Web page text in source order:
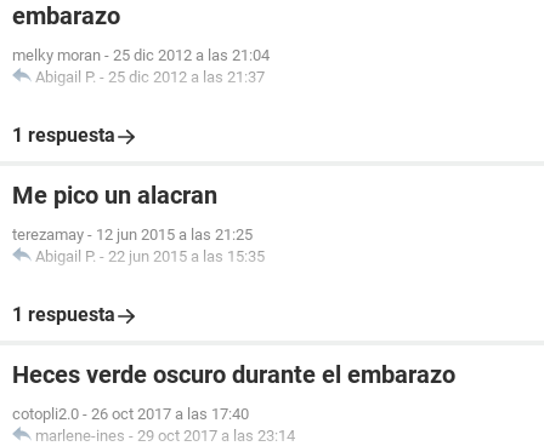
embarazo
melky moran - 25 dic 2012 a las 21:04
Abigail P. - 25 dic 2012 a las 21:37
1 respuesta
Me pico un alacran
terezamay - 12 jun 2015 a las 21:25
Abigail P. - 22 jun 2015 a las 15:35
1 respuesta
Heces verde oscuro durante el embarazo
cotopli2.0 - 26 oct 2017 a las 17:40
marlene-ines - 29 oct 2017 a las 23:14